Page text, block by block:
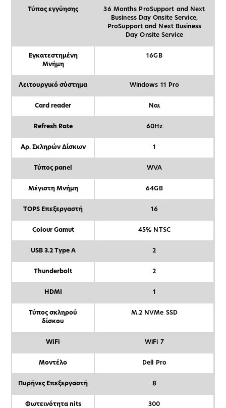
Τύπος εγγύησης
36 Months ProSupport and Next
Business Day Onsite Service,
ProSupport and Next Business
Day Onsite Service
Εγκατεστημένη
Μνήμη
16GB
Λειτουργικό σύστημα Windows 11 Pro
Card reader Ναι
Refresh Rate 60Hz
Αρ. Σκληρών Δίσκων 1
Τύπος panel WVA
Μέγιστη Μνήμη 64GB
TOPS Επεξεργαστή 16
Colour Gamut 45% NTSC
USB 3.2 Type A 2
Thunderbolt 2
HDMI 1
Τύπος σκληρού
δίσκου
M.2 NVMe SSD
WiFi WiFi 7
Μοντέλο Dell Pro
Πυρήνες Επεξεργαστή 8
Φωτεινότητα nits 300